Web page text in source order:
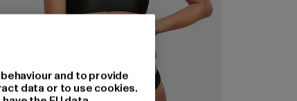
and to provide
data or to use cookies.